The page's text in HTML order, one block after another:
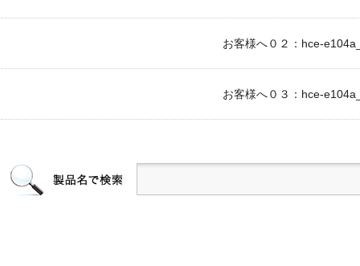
お客様へ０２：hce-
お客様へ０３：hce-